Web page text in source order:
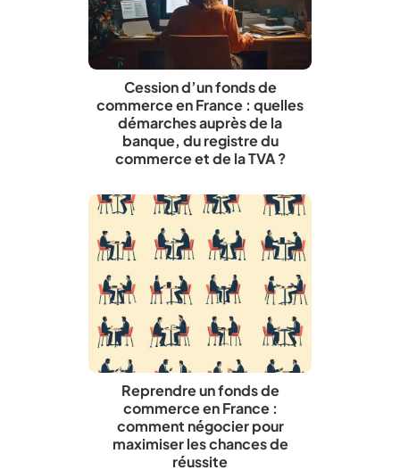
Cession d’un fonds de
commerce en France : quelles
démarches auprès de la
banque, du registre du
commerce et de la TVA ?
Reprendre un fonds de
commerce en France :
comment négocier pour
maximiser les chances de
réussite